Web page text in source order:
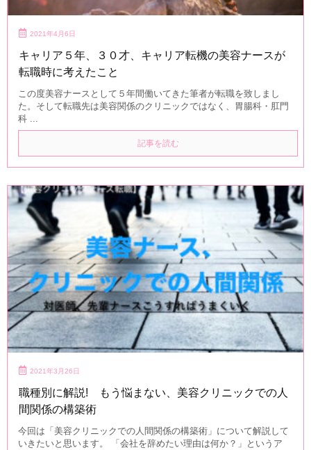
2021年4月6日
キャリア５年、３０才、キャリア転機の美容ナースが
転職時に考えたこと
この度美容ナースとして５年間働いてきた筆者が転職を致しまし
た。そして転職先は美容関係のクリニックではなく、胃腸科・肛門
科 ...
記事を読む
2021年3月26日
職種別に解説! もう悩まない、美容クリニックでの人
間関係の構築術
今回は「美容クリニックでの人間関係の構築術」について解説して
いきたいと思います。 「会社を辞めたい理由は何か？」というア